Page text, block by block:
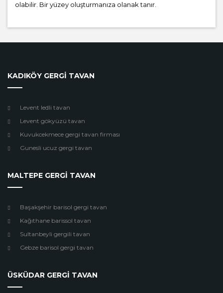
olabilir. Bir yüzey oluşturmanıza olanak tanır.
KADIKÖY GERGİ TAVAN
Levent ledli tavan
Levent gökyüzü tavan
Kuvukcekmece gergi tavan firması
Gunesli ucuz gergi tavan
MALTEPE GERGİ TAVAN
Başakşehir barisol gergi tavan
Kağıthane barissol tavan
Sultanbeyli gergili tavan
Gebze barisol gergi tavan
ÜSKÜDAR GERGİ TAVAN